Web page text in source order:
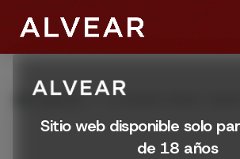
Sitio web disponible solo
de 18 años
Productos TE AHMAD VERDE Y